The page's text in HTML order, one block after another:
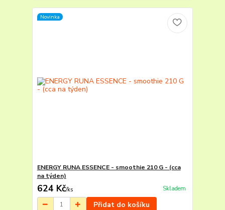
Novinka
ENERGY RUNA ESSENCE - smoothie 210 G - (cca
na týden)
624 Kč/ks Skladem
Přidat do košíku